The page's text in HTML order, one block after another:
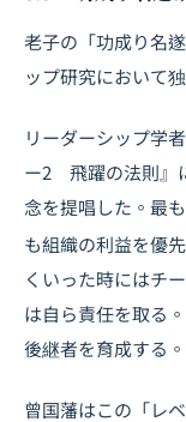
老子の「功成り名
ップ研究において
リーダーシップ学
ー2 飛躍の法則』
念を提唱した。最
も組織の利益を優
くいった時にはチ
は自ら責任を取る
後継者を育成する。
曾国藩はこの「レ